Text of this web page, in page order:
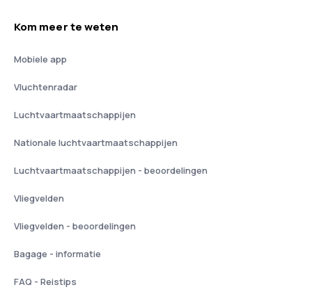
Kom meer te weten
Mobiele app
Vluchtenradar
Luchtvaartmaatschappijen
Nationale luchtvaartmaatschappijen
Luchtvaartmaatschappijen - beoordelingen
Vliegvelden
Vliegvelden - beoordelingen
Bagage - informatie
FAQ - Reistips